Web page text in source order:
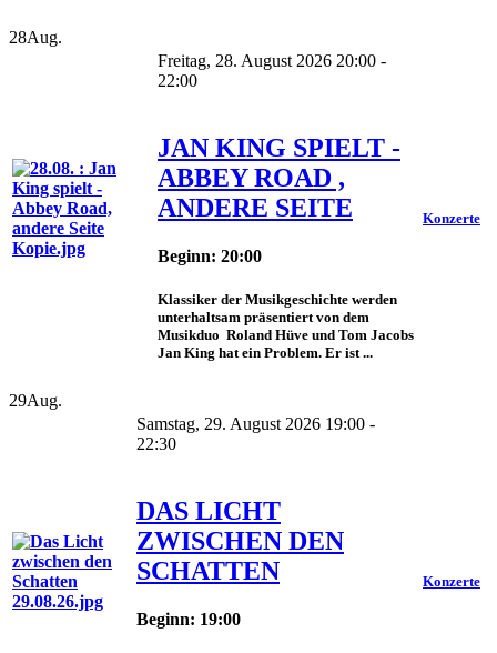
28Aug.
Freitag, 28. August 2026 20:00 -
22:00
JAN KING SPIELT -
ABBEY ROAD ,
ANDERE SEITE
Beginn: 20:00
Klassiker der Musikgeschichte werden
unterhaltsam präsentiert von dem
Musikduo Roland Hüve und Tom Jacobs
Jan King hat ein Problem. Er ist ...
Konzerte
29Aug.
Samstag, 29. August 2026 19:00 -
22:30
DAS LICHT
ZWISCHEN DEN
SCHATTEN
Beginn: 19:00
Konzerte